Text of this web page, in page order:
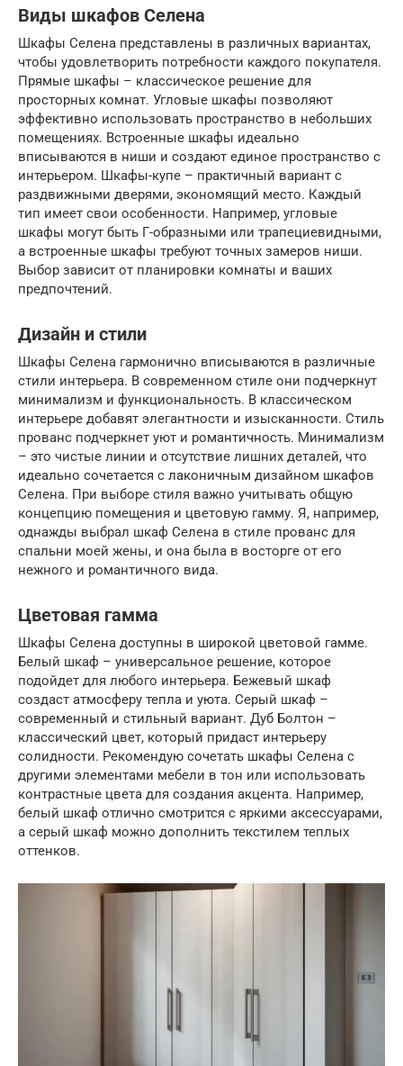
Виды шкафов Селена
Шкафы Селена представлены в различных вариантах,
чтобы удовлетворить потребности каждого покупателя.
Прямые шкафы – классическое решение для
просторных комнат. Угловые шкафы позволяют
эффективно использовать пространство в небольших
помещениях. Встроенные шкафы идеально
вписываются в ниши и создают единое пространство с
интерьером. Шкафы-купе – практичный вариант с
раздвижными дверями, экономящий место. Каждый
тип имеет свои особенности. Например, угловые
шкафы могут быть Г-образными или трапециевидными,
а встроенные шкафы требуют точных замеров ниши.
Выбор зависит от планировки комнаты и ваших
предпочтений.
Дизайн и стили
Шкафы Селена гармонично вписываются в различные
стили интерьера. В современном стиле они подчеркнут
минимализм и функциональность. В классическом
интерьере добавят элегантности и изысканности. Стиль
прованс подчеркнет уют и романтичность. Минимализм
– это чистые линии и отсутствие лишних деталей, что
идеально сочетается с лаконичным дизайном шкафов
Селена. При выборе стиля важно учитывать общую
концепцию помещения и цветовую гамму. Я, например,
однажды выбрал шкаф Селена в стиле прованс для
спальни моей жены, и она была в восторге от его
нежного и романтичного вида.
Цветовая гамма
Шкафы Селена доступны в широкой цветовой гамме.
Белый шкаф – универсальное решение, которое
подойдет для любого интерьера. Бежевый шкаф
создаст атмосферу тепла и уюта. Серый шкаф –
современный и стильный вариант. Дуб Болтон –
классический цвет, который придаст интерьеру
солидности. Рекомендую сочетать шкафы Селена с
другими элементами мебели в тон или использовать
контрастные цвета для создания акцента. Например,
белый шкаф отлично смотрится с яркими аксессуарами,
а серый шкаф можно дополнить текстилем теплых
оттенков.